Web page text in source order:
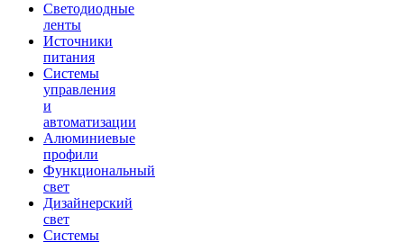
Светодиодные
ленты
Источники
питания
Системы
управления
и
автоматизации
Алюминиевые
профили
Функциональный
свет
Дизайнерский
свет
Системы